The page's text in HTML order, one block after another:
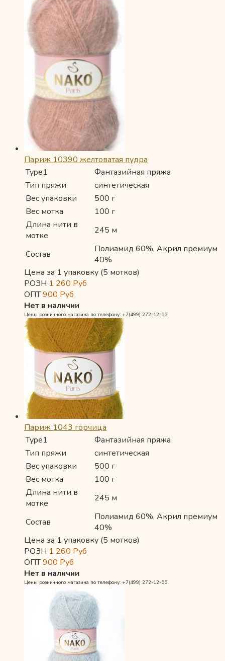
Париж 10390 желтоватая пудра
Type1
Фантазийная пряжа
Тип пряжи
синтетическая
Вес упаковки
500 г
Вес мотка
100 г
Длина нити в
мотке
245 м
Состав
Полиамид 60%, Акрил премиум
40%
Цена за 1 упаковку (5 мотков)
РОЗН 1 260 Руб
ОПТ900 Руб
Нет в наличии
Цены розничного магазина по телефону: +7(499) 272-12-55
Париж 1043 горчица
Type1
Фантазийная пряжа
Тип пряжи
синтетическая
Вес упаковки
500 г
Вес мотка
100 г
Длина нити в
мотке
245 м
Состав
Полиамид 60%, Акрил премиум
40%
Цена за 1 упаковку (5 мотков)
РОЗН 1 260 Руб
ОПТ900 Руб
Нет в наличии
Цены розничного магазина по телефону: +7(499) 272-12-55